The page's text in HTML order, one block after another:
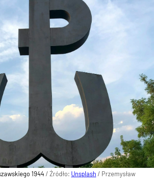
1944/ Źródło: Unsplash / Przemysław